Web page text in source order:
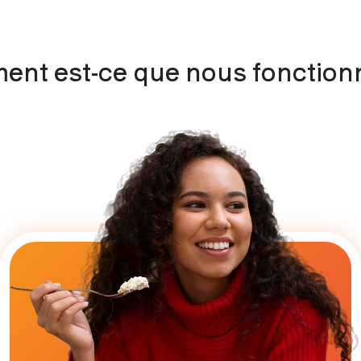
est-ce que nous